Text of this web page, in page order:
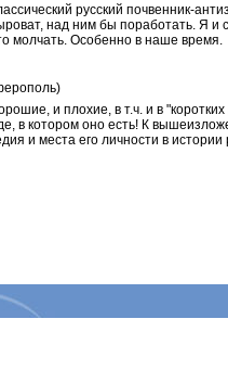
русский почвенник-
над ним бы поработать. Я и
молчать. Особенно в наше время.
и плохие, в т.ч. и в
в котором оно есть! К
и места его личности в